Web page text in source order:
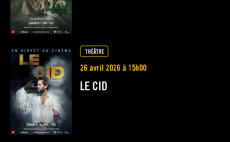
THÉÂTRE
26 avril 2026 à 15h00
LE CID